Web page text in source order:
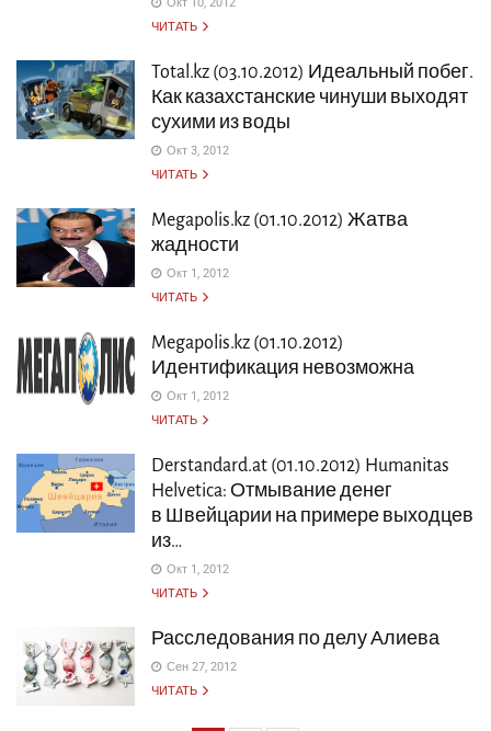
ЧИТАТЬ
Total.kz (03.10.2012) Идеальный побег.
Как казахстанские чинуши выходят
сухими из воды
Окт 3, 2012
ЧИТАТЬ
Megapolis.kz (01.10.2012) Жатва
жадности
Окт 1, 2012
ЧИТАТЬ
Megapolis.kz (01.10.2012)
Идентификация невозможна
Окт 1, 2012
ЧИТАТЬ
Derstandard.at (01.10.2012) Humanitas
Helvetica: Отмывание денег
в Швейцарии на примере выходцев
из…
Окт 1, 2012
ЧИТАТЬ
Расследования по делу Алиева
Сен 27, 2012
ЧИТАТЬ